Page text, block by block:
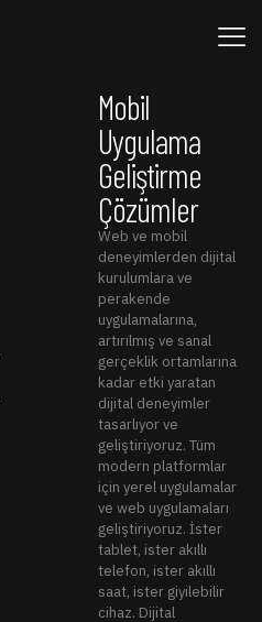
Mobil
Uygulama
Geliştirme
Çözümler
Web ve mobil
deneyimlerden dijital
kurulumlara ve
perakende
uygulamalarına,
artırılmış ve sanal
gerçeklik ortamlarına
kadar etki yaratan
dijital deneyimler
tasarlıyor ve
geliştiriyoruz. Tüm
modern platformlar
için yerel uygulamalar
ve web uygulamaları
geliştiriyoruz. İster
tablet, ister akıllı
telefon, ister akıllı
saat, ister giyilebilir
cihaz. Dijital